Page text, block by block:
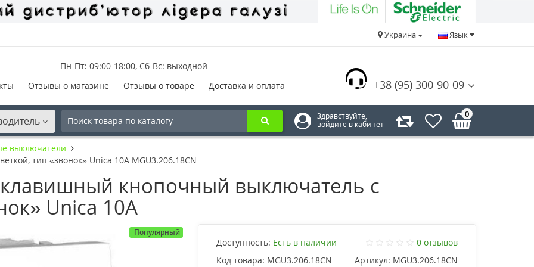
Язык
Украина
+38 (95) 300-90-09
Пн-Пт: 09:00-18:00, Сб-Вс: выходной
Отзывы о магазине Отзывы о товаре Доставка и оплата
Здравствуйте,
войдите в кабинет
0
выключатели
тип «звонок» Unica 10А MGU3.206.18CN
кнопочный выключатель с
Unica 10А
Популярный
Доступность: Есть в наличии
0 отзывов
Код товара: MGU3.206.18CN Артикул: MGU3.206.18CN